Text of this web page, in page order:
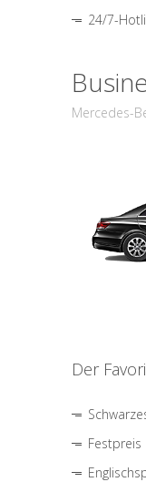
24/7-
Mercedes-
Der
Festpreis